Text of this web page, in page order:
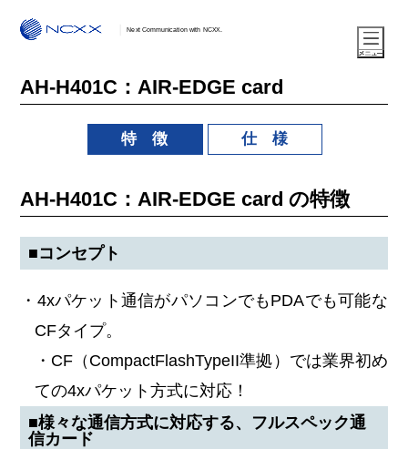
Next Communication with NCXX.
AH-H401C：AIR-EDGE card
特 徴 仕 様
AH-H401C：AIR-EDGE card の特徴
■コンセプト
・4xパケット通信がパソコンでもPDAでも可能な
CFタイプ。
・CF（CompactFlashTypeII準拠）では業界初め
ての4xパケット方式に対応！
■様々な通信方式に対応する、フルスペック通
信カード